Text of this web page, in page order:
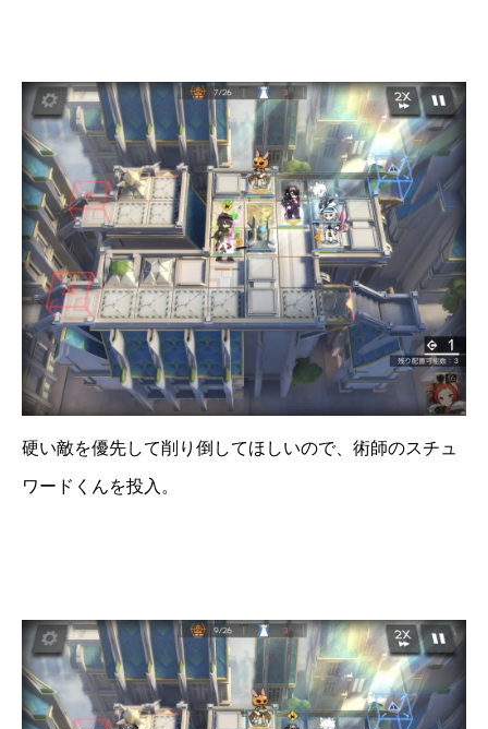
硬い敵を優先して削り倒してほしいので、術師のスチュ
ワードくんを投入。